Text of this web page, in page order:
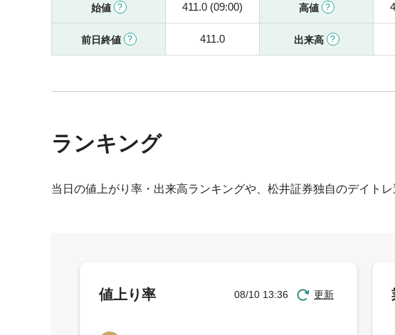
始値 411.0 (09:00) 高値
前日終値 411.0 出来高
ランキング
当日の値上がり率・出来高ランキングや、松井証券独自のデイト